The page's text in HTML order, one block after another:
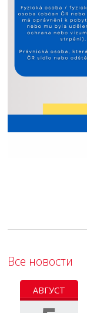
Все новости
АВГУСТ